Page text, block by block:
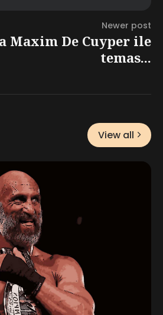
Newer post
Maxim De Cuyper ile
temas...
View all